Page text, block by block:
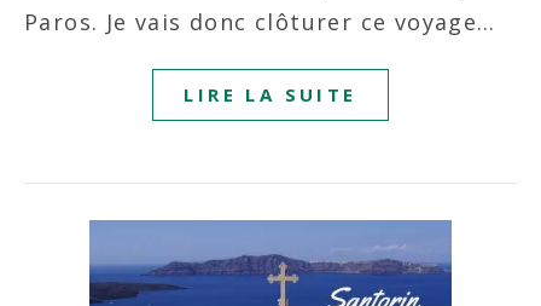
Paros. Je vais donc clôturer ce voyage…
LIRE LA SUITE